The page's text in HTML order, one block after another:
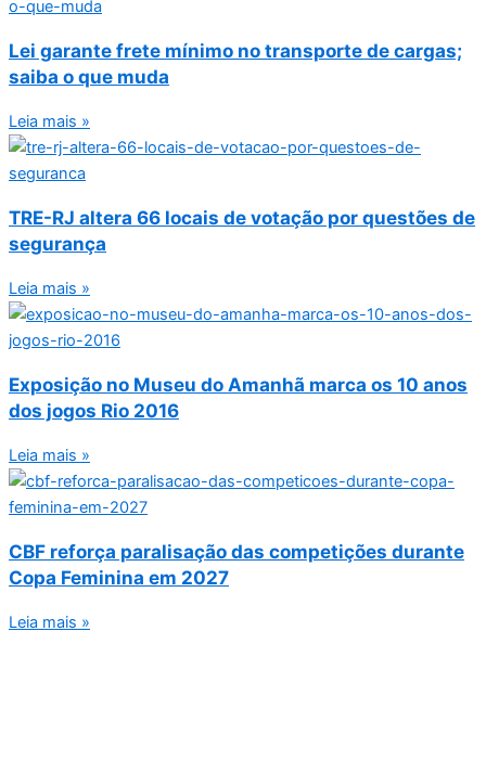
Lei garante frete mínimo no transporte de cargas;
saiba o que muda
Leia mais »
TRE-RJ altera 66 locais de votação por questões de
segurança
Leia mais »
Exposição no Museu do Amanhã marca os 10 anos
dos jogos Rio 2016
Leia mais »
CBF reforça paralisação das competições durante
Copa Feminina em 2027
Leia mais »